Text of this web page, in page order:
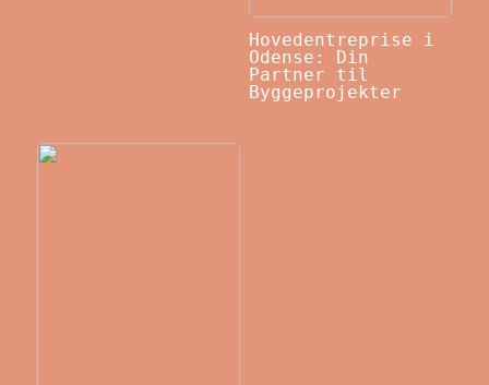
Hovedentreprise i
Odense: Din
Partner til
Byggeprojekter